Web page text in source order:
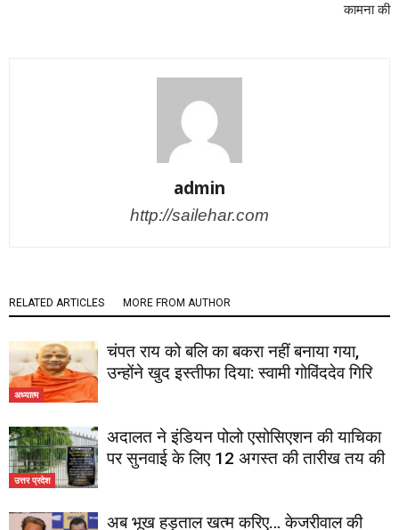
कामना की
admin
http://sailehar.com
RELATED ARTICLES MORE FROM AUTHOR
अध्यात्म
चंपत राय को बलि का बकरा नहीं बनाया गया,
उन्होंने खुद इस्तीफा दिया: स्वामी गोविंददेव गिरि
उत्तर प्रदेश
अदालत ने इंडियन पोलो एसोसिएशन की याचिका
पर सुनवाई के लिए 12 अगस्त की तारीख तय की
अब भूख हड़ताल खत्म करिए… केजरीवाल की